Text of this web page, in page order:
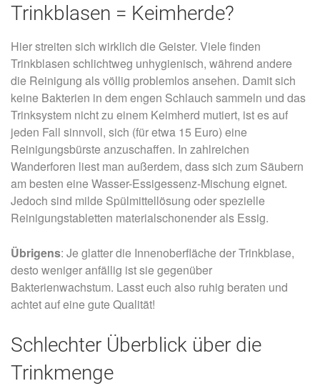
Trinkblasen = Keimherde?
Hier streiten sich wirklich die Geister. Viele finden
Trinkblasen schlichtweg unhygienisch, während andere
die Reinigung als völlig problemlos ansehen. Damit sich
keine Bakterien in dem engen Schlauch sammeln und das
Trinksystem nicht zu einem Keimherd mutiert, ist es auf
jeden Fall sinnvoll, sich (für etwa 15 Euro) eine
Reinigungsbürste anzuschaffen. In zahlreichen
Wanderforen liest man außerdem, dass sich zum Säubern
am besten eine Wasser-Essigessenz-Mischung eignet.
Jedoch sind milde Spülmittellösung oder spezielle
Reinigungstabletten materialschonender als Essig.
Übrigens: Je glatter die Innenoberfläche der Trinkblase,
desto weniger anfällig ist sie gegenüber
Bakterienwachstum. Lasst euch also ruhig beraten und
achtet auf eine gute Qualität!
Schlechter Überblick über die
Trinkmenge